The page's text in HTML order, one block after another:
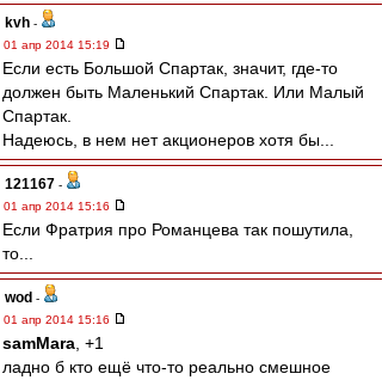
kvh -
01 апр 2014 15:19
Если есть Большой Спартак, значит, где-то
должен быть Маленький Спартак. Или Малый
Спартак.
Надеюсь, в нем нет акционеров хотя бы...
121167 -
01 апр 2014 15:16
Если Фратрия про Романцева так пошутила,
то...
wod -
01 апр 2014 15:16
samMara , +1
ладно б кто ещё что-то реально смешное